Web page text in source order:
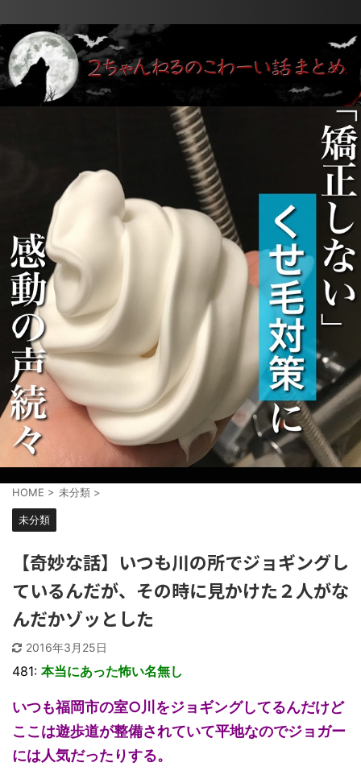
HOME > 未分類 >
未分類
【奇妙な話】いつも川の所でジョギングし
ているんだが、その時に見かけた２人がな
んだかゾッとした
2016年3月25日
481: 本当にあった怖い名無し
いつも福岡市の室○川をジョギングしてるんだけど
ここは遊歩道が整備されていて平地なのでジョガー
には人気だったりする。